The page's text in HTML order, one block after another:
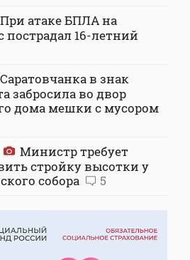
При атаке БПЛА на
пострадал 16-летний
Саратовчанка в знак
забросила во двор
дома мешки с мусором
Министр требует
стройку высотки у
собора
5